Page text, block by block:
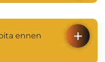
ennen